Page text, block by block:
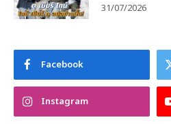
31/07/2026
Facebook
Instagram